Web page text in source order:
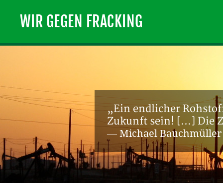
WIR GEGEN FRACKING
„Ein endlicher
Zukunft sein! [...] Die
— Michael Bauchmüller